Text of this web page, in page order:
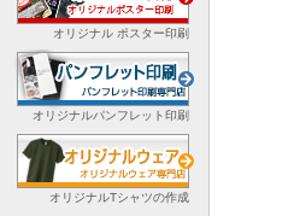
オリジナル ポスター印刷
オリジナルパンフレット印刷
オリジナルTシャツの作成